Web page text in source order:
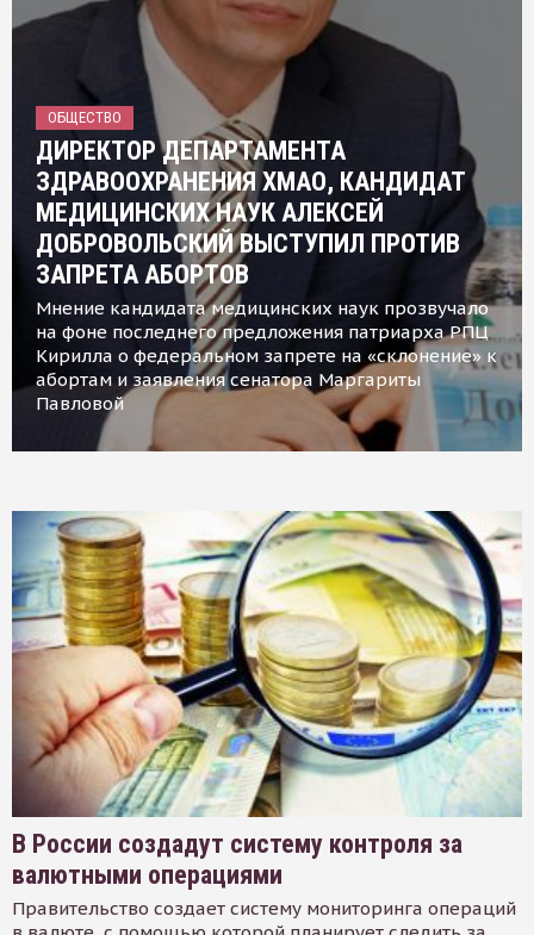
ОБЩЕСТВО
ДИРЕКТОР ДЕПАРТАМЕНТА
ЗДРАВООХРАНЕНИЯ ХМАО, КАНДИДАТ
МЕДИЦИНСКИХ НАУК АЛЕКСЕЙ
ДОБРОВОЛЬСКИЙ ВЫСТУПИЛ ПРОТИВ
ЗАПРЕТА АБОРТОВ
Мнение кандидата медицинских наук прозвучало
на фоне последнего предложения патриарха РПЦ
Кирилла о федеральном запрете на «склонение» к
абортам и заявления сенатора Маргариты
Павловой
В России создадут систему контроля за
валютными операциями
Правительство создает систему мониторинга операций